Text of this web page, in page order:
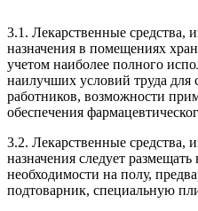
3.1. Лекарственные средства,
назначения в помещениях
учетом наиболее полного
наилучших условий труда для
работников, возможности
обеспечения
3.2. Лекарственные средства,
назначения следует
необходимости на полу,
подтоварник, специальную